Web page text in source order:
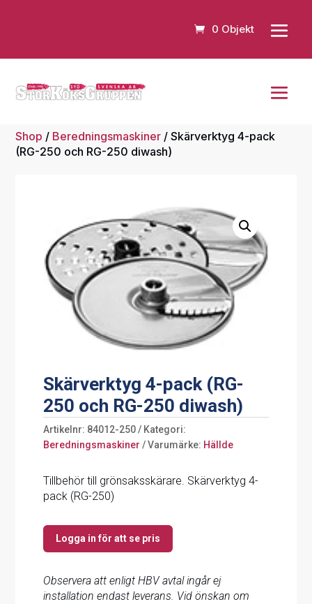
0 Objekt
Shop / Beredningsmaskiner / Skärverktyg 4-pack
(RG-250 och RG-250 diwash)
Skärverktyg 4-pack (RG-
250 och RG-250 diwash)
Artikelnr: 84012-250
Kategori:
Beredningsmaskiner
Varumärke: Hällde
Tillbehör till grönsaksskärare. Skärverktyg 4-
pack (RG-250)
Logga in för att se pris
Observera att enligt HBV avtal ingår ej
installation endast leverans. Vid önskan om